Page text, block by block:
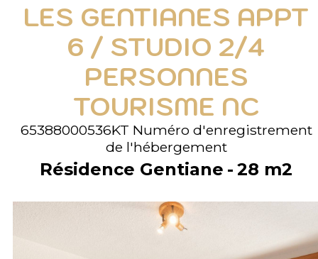
LES GENTIANES APPT
6 / STUDIO 2/4
PERSONNES
TOURISME NC
65388000536KT Numéro d'enregistrement
de l'hébergement
Résidence Gentiane 28 m2